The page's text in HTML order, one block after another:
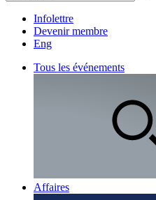
Infolettre
Devenir membre
Eng
Tous les événements
Affaires